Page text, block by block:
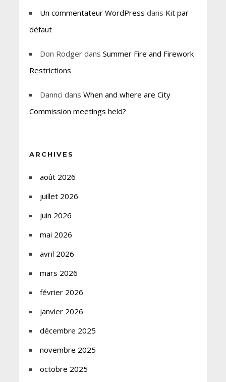
Un commentateur WordPress dans Kit par
défaut
Don Rodgerdans Summer Fire and Firework
Restrictions
Dannci dans When and where are City
Commission meetings held?
ARCHIVES
août 2026
juillet 2026
juin 2026
mai 2026
avril 2026
mars 2026
février 2026
janvier 2026
décembre 2025
novembre 2025
octobre 2025